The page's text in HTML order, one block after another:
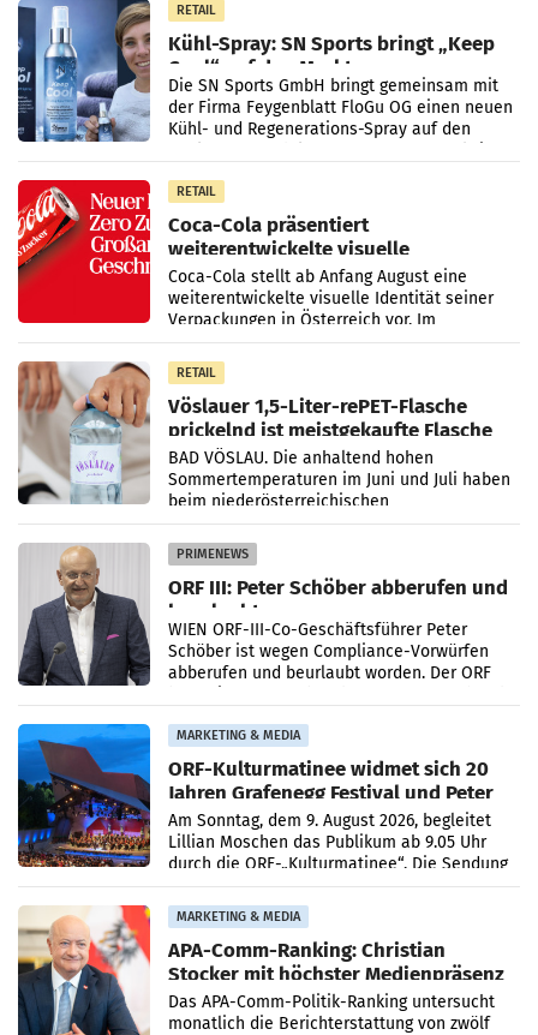
RETAIL
Kühl-Spray: SN Sports bringt „Keep
Cool“ auf den Markt
Die SN Sports GmbH bringt gemeinsam mit
der Firma Feygenblatt FloGu OG einen neuen
Kühl- und Regenerations-Spray auf den
RETAIL
Coca-Cola präsentiert
weiterentwickelte visuelle
Markenidentität
Coca-Cola stellt ab Anfang August eine
weiterentwickelte visuelle Identität seiner
Verpackungen in Österreich vor. Im
Mittelpunkt des Redesigns stehen zentrale
Gestaltungselemente
RETAIL
Vöslauer 1,5-Liter-rePET-Flasche
prickelnd ist meistgekaufte Flasche
Österreichs
BAD VÖSLAU. Die anhaltend hohen
Sommertemperaturen im Juni und Juli haben
beim niederösterreichischen
Getränkehersteller Vöslauer zu deutlichen
Absatzzuwächsen geführt. Während
PRIMENEWS
ORF III: Peter Schöber abberufen und
beurlaubt
WIEN ORF-III-Co-Geschäftsführer Peter
Schöber ist wegen Compliance-Vorwürfen
abberufen und beurlaubt worden. Der ORF
MARKETING & MEDIA
ORF-Kulturmatinee widmet sich 20
Jahren Grafenegg Festival und Peter
Simonischek
Am Sonntag, dem 9. August 2026, begleitet
Lillian Moschen das Publikum ab 9.05 Uhr
durch die ORF-„Kulturmatinee“. Die Sendung
startet mit der Dokumentation „20 Jahre
Grafenegg
MARKETING & MEDIA
APA-Comm-Ranking: Christian
Stocker mit höchster Medienpräsenz
im Juli
Das APA-Comm-Politik-Ranking untersucht
monatlich die Berichterstattung von zwölf